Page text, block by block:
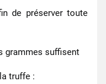
de préserver toute
grammes suffisent
truffe :